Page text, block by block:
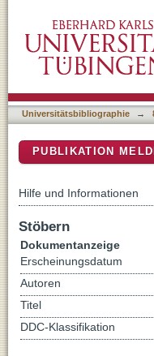
Universitätsbibliographie →
PUBLIKATION
Hilfe und Informationen
Stöbern
Dokumentanzeige
Erscheinungsdatum
Autoren
Titel
DDC-Klassifikation